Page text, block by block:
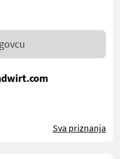
Sva priznanja